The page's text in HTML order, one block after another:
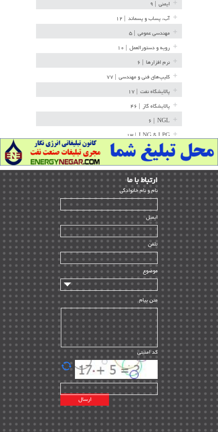
ایمنی
آب، پساب و پسماند
مهندسی عمومی
رویه و دستورالعمل
نرم افزارها
کلیپ‌های فنی و مهندسی
پالایشگاه نفت
پالایشگاه گاز
NGL
LNG & LPG | ۱۳
خط لوله | ۳۶
مخازن ذخیره | ۱۵
پتروشیمی | ۱۴
بازرسی و QC | ۱۵
HSE | ۳۹
ساخت و نصب | ۱۲
راه اندازی | ۹
سازندگان و تامین کنندگان | ۱۰
تامین مالی و سرمایه گذاری | ۳۲
ماشین آلات
مدیریت پروژه
مدیریت دانش
مدیریت سازمانی و عمومی | ۲
تأمین کالا | ۱۳
EPC | ۲۰
پیمانکاران بین المللی | ۸
اطلاعات انرژی کشورها | ۱۴
پروژه های خارجی | ۱۵
نقشه های نفت و گاز خارجی | ۱۰
شرکت های نفتی | ۱۴
ارﺗﺒﺎط ﺑﺎ ما
ﻧﺎم و ﻧﺎم ﺧﺎﻧﻮادﮔﻰ
ایمیل
تلفن
موضوع
متن پیام
کد امنیتی